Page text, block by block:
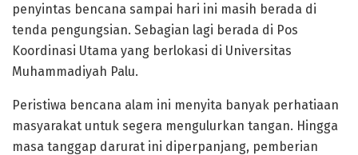
penyintas bencana sampai hari ini masih berada di
tenda pengungsian. Sebagian lagi berada di Pos
Koordinasi Utama yang berlokasi di Universitas
Muhammadiyah Palu.
Peristiwa bencana alam ini menyita banyak perhatiaan
masyarakat untuk segera mengulurkan tangan. Hingga
masa tanggap darurat ini diperpanjang, pemberian